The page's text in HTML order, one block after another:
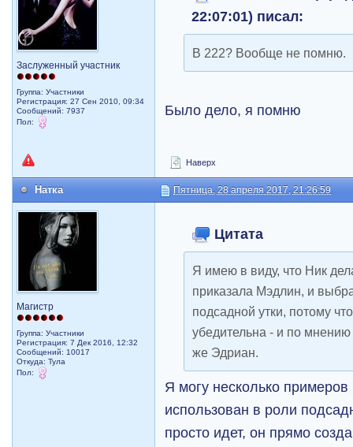
Заслуженный участник
Группа: Участники
Регистрация: 27 Сен 2010, 09:34
Сообщений: 7937
Пол:
22:07:01) писал:
В 222? Вообще не помню.
Было дело, я помню
Наверх
Натка Пятница, 28 апреля 2017, 21:26:59
Магистр
Группа: Участники
Регистрация: 7 Дек 2016, 12:32
Сообщений: 10017
Откуда: Тула
Пол:
Цитата
Я имею в виду, что Ник
приказала Мэдлин, и
подсадной утки, потому
убедительна - и по
же Эдриан.
Я могу несколько
использован в роли
просто идет, он прямо